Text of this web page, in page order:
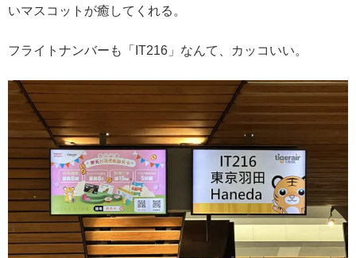
いマスコットが癒してくれる。
フライトナンバーも「IT216」なんて、カッコいい。